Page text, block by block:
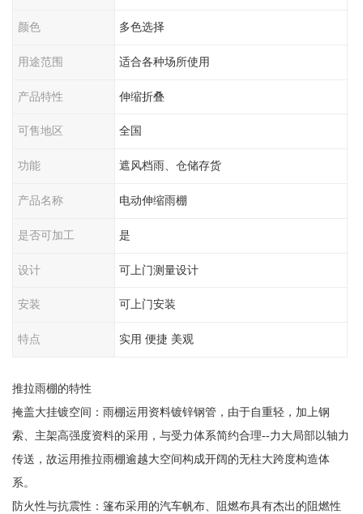
颜色 多色选择
用途范围 适合各种场所使用
产品特性 伸缩折叠
可售地区 全国
功能 遮风档雨、仓储存货
产品名称 电动伸缩雨棚
是否可加工 是
设计 可上门测量设计
安装 可上门安装
特点 实用 便捷 美观
推拉雨棚的特性
掩盖大挂镀空间：雨棚运用资料镀锌钢管，由于自重轻，加上钢
索、主架高强度资料的采用，与受力体系简约合理--力大局部以轴力
传送，故运用推拉雨棚逾越大空间构成开阔的无柱大跨度构造体
系。
防火性与抗震性：篷布采用的汽车帆布、阻燃布具有杰出的阻燃性